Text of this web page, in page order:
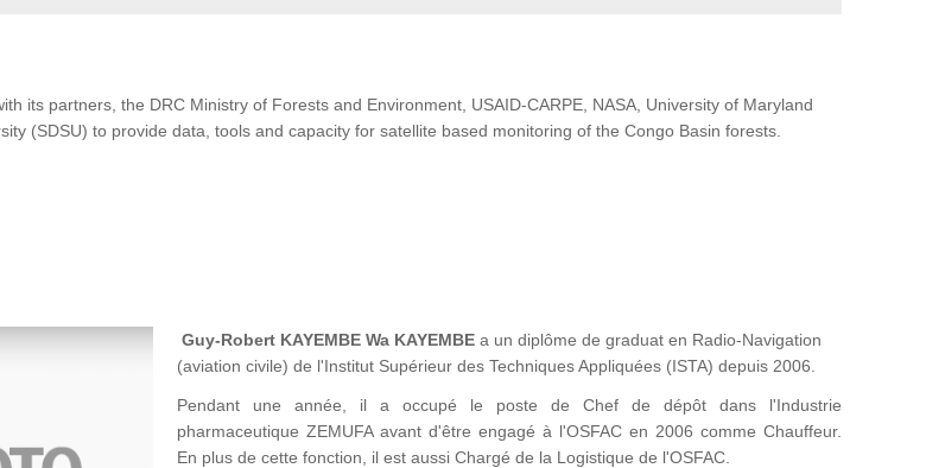
its partners, the DRC Ministry of Forests and Environment, USAID-CARPE, NASA, University of Maryland
(SDSU) to provide data, tools and capacity for satellite based monitoring of the Congo Basin forests.
Guy-Robert KAYEMBE Wa KAYEMBE a un diplôme de graduat en Radio-Navigation
(aviation civile) de l'Institut Supérieur des Techniques Appliquées (ISTA) depuis 2006.
Pendant une année, il a occupé le poste de Chef de dépôt dans l'Industrie
pharmaceutique ZEMUFA avant d'être engagé à l'OSFAC en 2006 comme Chauffeur.
En plus de cette fonction, il est aussi Chargé de la Logistique de l'OSFAC.